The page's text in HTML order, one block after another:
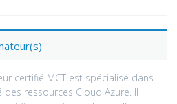
certifié MCT est spécialisé dans
ressources Cloud Azure. Il